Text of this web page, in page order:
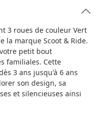
3 roues de couleur Vert
la marque Scoot & Ride.
petit bout
familiales. Cette
3 ans jusqu'à 6 ans
son design, sa
et silencieuses ainsi